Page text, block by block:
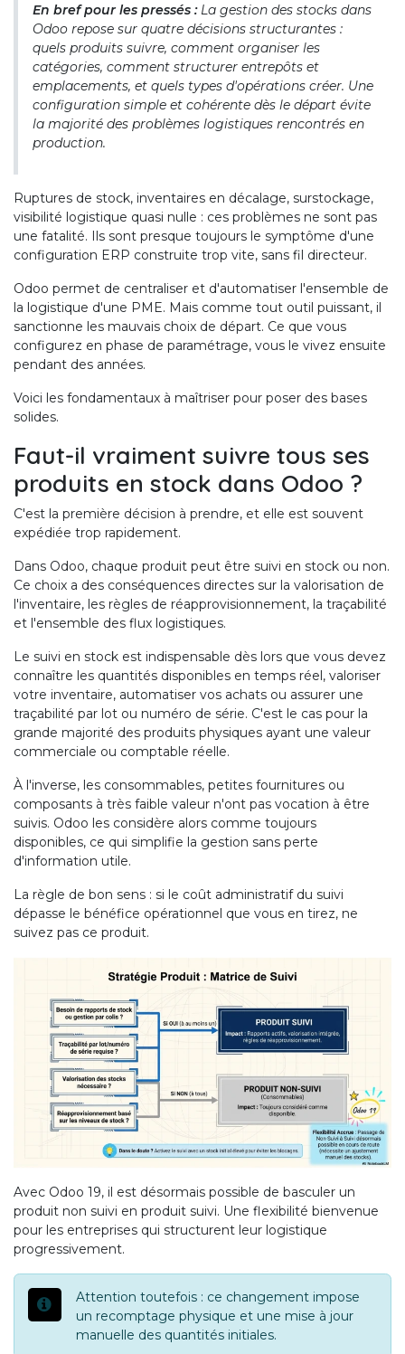
En bref pour les pressés :La gestion des stocks dans
Odoo repose sur quatre décisions structurantes :
quels produits suivre, comment organiser les
catégories, comment structurer entrepôts et
emplacements, et quels types d'opérations créer. Une
configuration simple et cohérente dès le départ évite
la majorité des problèmes logistiques rencontrés en
production.
Ruptures de stock, inventaires en décalage, surstockage,
visibilité logistique quasi nulle : ces problèmes ne sont pas
une fatalité. Ils sont presque toujours le symptôme d'une
configuration ERP construite trop vite, sans fil directeur.
Odoo permet de centraliser et d'automatiser l'ensemble de
la logistique d'une PME. Mais comme tout outil puissant, il
sanctionne les mauvais choix de départ. Ce que vous
configurez en phase de paramétrage, vous le vivez ensuite
pendant des années.
Voici les fondamentaux à maîtriser pour poser des bases
solides.
Faut-il vraiment suivre tous ses
produits en stock dans Odoo ?
C'est la première décision à prendre, et elle est souvent
expédiée trop rapidement.
Dans Odoo, chaque produit peut être suivi en stock ou non.
Ce choix a des conséquences directes sur la valorisation de
l'inventaire, les règles de réapprovisionnement, la traçabilité
et l'ensemble des flux logistiques.
Le suivi en stock est indispensable dès lors que vous devez
connaître les quantités disponibles en temps réel, valoriser
votre inventaire, automatiser vos achats ou assurer une
traçabilité par lot ou numéro de série. C'est le cas pour la
grande majorité des produits physiques ayant une valeur
commerciale ou comptable réelle.
À l'inverse, les consommables, petites fournitures ou
composants à très faible valeur n'ont pas vocation à être
suivis. Odoo les considère alors comme toujours
disponibles, ce qui simplifie la gestion sans perte
d'information utile.
La règle de bon sens : si le coût administratif du suivi
dépasse le bénéfice opérationnel que vous en tirez, ne
suivez pas ce produit.
Avec Odoo 19, il est désormais possible de basculer un
produit non suivi en produit suivi. Une flexibilité bienvenue
pour les entreprises qui structurent leur logistique
progressivement.
Attention toutefois : ce changement impose
un recomptage physique et une mise à jour
manuelle des quantités initiales.